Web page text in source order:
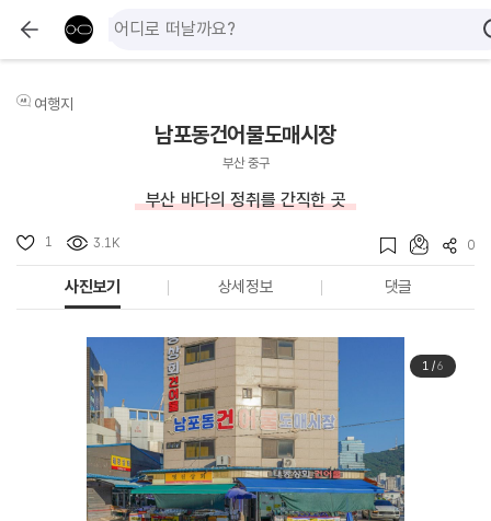
여행지
남포동건어물도매시장
부산 중구
부산 바다의 정취를 간직한 곳
1 3.1K 0
사진보기 상세정보 댓글
1/6